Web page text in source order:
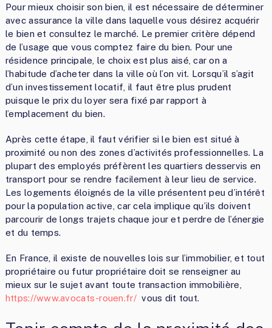
Pour mieux choisir son bien, il est nécessaire de déterminer
avec assurance la ville dans laquelle vous désirez acquérir
le bien et consultez le marché. Le premier critère dépend
de l’usage que vous comptez faire du bien. Pour une
résidence principale, le choix est plus aisé, car on a
l’habitude d’acheter dans la ville où l’on vit. Lorsqu’il s’agit
d’un investissement locatif, il faut être plus prudent
puisque le prix du loyer sera fixé par rapport à
l’emplacement du bien.
Après cette étape, il faut vérifier si le bien est situé à
proximité ou non des zones d’activités professionnelles. La
plupart des employés préfèrent les quartiers desservis en
transport pour se rendre facilement à leur lieu de service.
Les logements éloignés de la ville présentent peu d’intérêt
pour la population active, car cela implique qu’ils doivent
parcourir de longs trajets chaque jour et perdre de l’énergie
et du temps.
En France, il existe de nouvelles lois sur l’immobilier, et tout
propriétaire ou futur propriétaire doit se renseigner au
mieux sur le sujet avant toute transaction immobilière,
https://www.avocats-rouen.fr/vous dit tout.